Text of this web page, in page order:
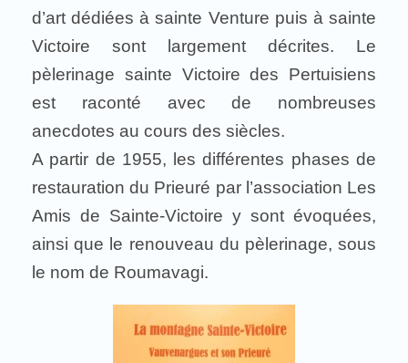
d’art dédiées à sainte Venture puis à sainte
Victoire sont largement décrites. Le
pèlerinage sainte Victoire des Pertuisiens
est raconté avec de nombreuses
anecdotes au cours des siècles.
A partir de 1955, les différentes phases de
restauration du Prieuré par l’association Les
Amis de Sainte-Victoire y sont évoquées,
ainsi que le renouveau du pèlerinage, sous
le nom de Roumavagi.